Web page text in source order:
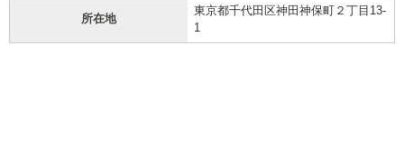
所在地
東京都千代田区神田神保町２丁目13-
1